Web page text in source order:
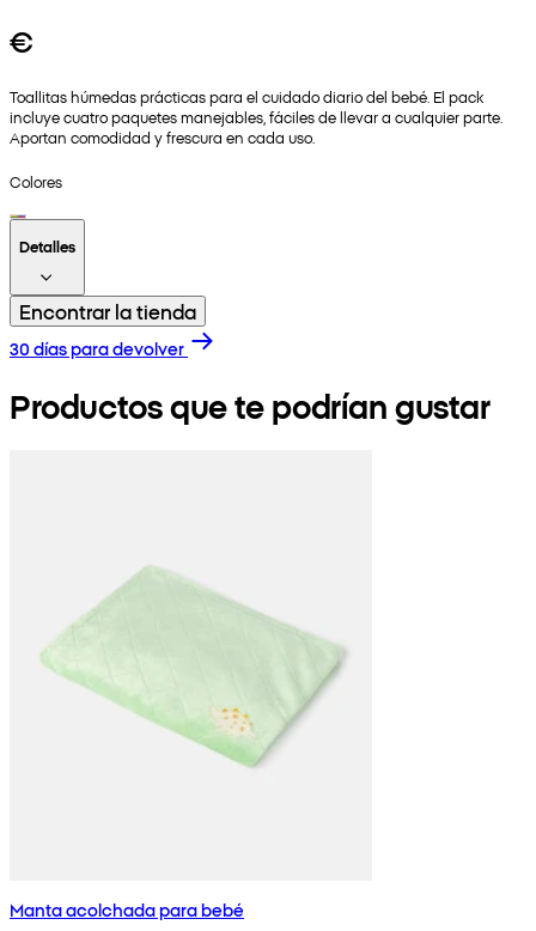
€
Toallitas húmedas prácticas para el cuidado diario del bebé. El pack
incluye cuatro paquetes manejables, fáciles de llevar a cualquier parte.
Aportan comodidad y frescura en cada uso.
Colores
Detalles
Encontrar la tienda
30 días para devolver
Productos que te podrían gustar
Manta acolchada para bebé